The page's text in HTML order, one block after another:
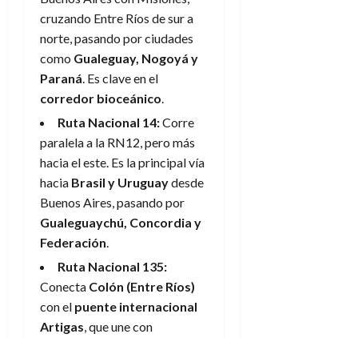
cruzando Entre Ríos de sur a
norte, pasando por ciudades
como Gualeguay, Nogoyá y
Paraná. Es clave en el
corredor bioceánico.
Ruta Nacional 14:Corre
paralela a la RN12, pero más
hacia el este. Es la principal vía
hacia Brasil y Uruguaydesde
Buenos Aires, pasando por
Gualeguaychú, Concordia y
Federación.
Ruta Nacional 135:
Conecta Colón (Entre Ríos)
con el puente internacional
Artigas, que une con